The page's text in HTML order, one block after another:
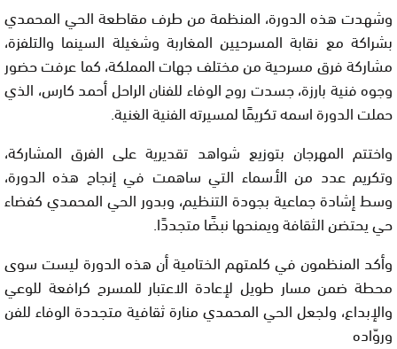
وشهدت هذه الدورة، المنظمة من طرف مقاطعة الحي المحمدي
بشراكة مع نقابة المسرحيين المغاربة وشغيلة السينما والتلفزة،
مشاركة فرق مسرحية من مختلف جهات المملكة، كما عرفت حضور
وجوه فنية بارزة، جسدت روح الوفاء للفنان الراحل أحمد كارس، الذي
حملت الدورة اسمه تكريمًا لمسيرته الفنية الغنية.
واختتم المهرجان بتوزيع شواهد تقديرية على الفرق المشاركة،
وتكريم عدد من الأسماء التي ساهمت في إنجاح هذه الدورة،
وسط إشادة جماعية بجودة التنظيم، وبدور الحي المحمدي كفضاء
حي يحتضن الثقافة ويمنحها نبضًا متجددًا.
وأكد المنظمون في كلمتهم الختامية أن هذه الدورة ليست سوى
محطة ضمن مسار طويل لإعادة الاعتبار للمسرح كرافعة للوعي
والإبداع، ولجعل الحي المحمدي منارة ثقافية متجددة الوفاء للفن
وروّاده